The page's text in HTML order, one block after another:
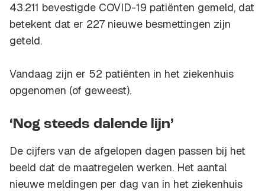
43.211 bevestigde COVID-19 patiënten gemeld, dat
betekent dat er 227 nieuwe besmettingen zijn
geteld.
Vandaag zijn er 52 patiënten in het ziekenhuis
opgenomen (of geweest).
‘Nog steeds dalende lijn’
De cijfers van de afgelopen dagen passen bij het
beeld dat de maatregelen werken. Het aantal
nieuwe meldingen per dag van in het ziekenhuis